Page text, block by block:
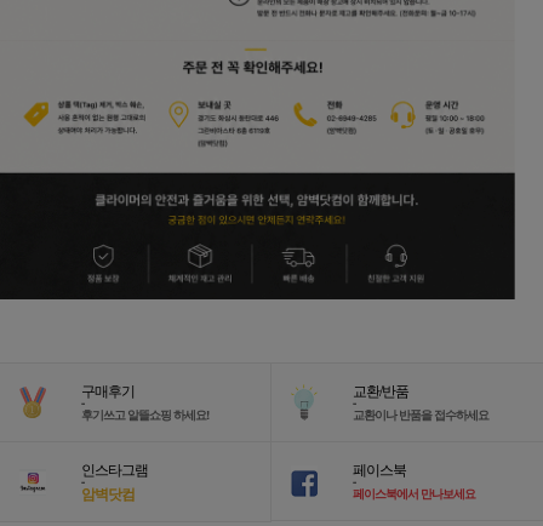
구매후기
-
후기쓰고 알뜰쇼핑 하세요!
교환/반품
-
교환이나 반품을 접수하세요
인스타그램
-
암벽닷컴
페이스북
-
페이스북에서 만나보세요